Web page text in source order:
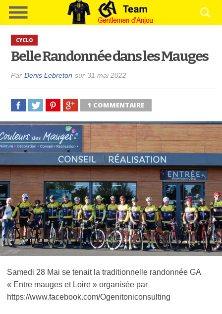
CYCLO
Belle Randonnée dans les Mauges
Par Denis Lebreton sur 31 mai 2022
1 COMMENTAIRE
Samedi 28 Mai se tenait la traditionnelle randonnée GA
« Entre mauges et Loire » organisée par
https://www.facebook.com/Ogenitoniconsulting